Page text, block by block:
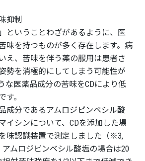
抑制
ということわざがあるように、医
味を持つものが多く存在します。病
え、苦味を伴う薬の服用は患者さ
勢を消極的にしてしまう可能性が
な医薬品成分の苦味をCDにより低
す。
成分であるアムロジピンベシル酸
イシンについて、CDを添加した場
味認識装置で測定しました（※3,
ムロジピンベシル酸塩の場合は20